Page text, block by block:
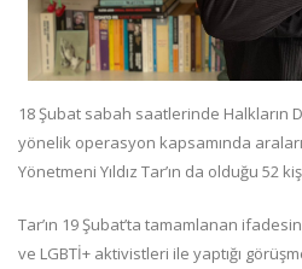
18 Şubat sabah saatlerinde Halkların
yönelik operasyon kapsamında
Yönetmeni Yıldız Tar’ın da olduğu 52
Tar’ın 19 Şubat’ta tamamlanan
ve LGBTİ+ aktivistleri ile yaptığı